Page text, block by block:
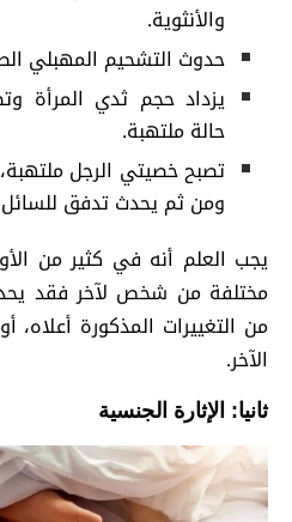
والأنثوية.
حدوث التشحيم المهبلي
يزداد حجم ثدي المرأة
حالة ملتهبة.
تصبح خصيتي الرجل
ومن ثم يحدث تدفق
يجب العلم أنه في كثير من
مختلفة من شخص لآخر فقد
من التغييرات المذكورة
الآخر.
ثانيا: الإثارة الجنسية